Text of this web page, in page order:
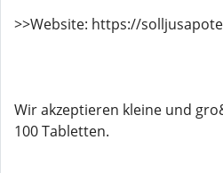
>>Website: https://
Wir akzeptieren kleine und
100 Tabletten.